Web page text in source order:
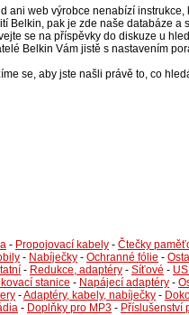
ani web výrobce nenabízí
Belkin, pak je zde naše databáze a
se na příspěvky do diskuze u
Belkin Vám jistě s nastavením
se, aby jste našli právě to, co
- Propojovací kabely - Čtečky
- Nabíječky - Ochranné fólie -
- Redukce, adaptéry - Síťové -
stanice - Napájecí adaptéry -
-Adaptéry, kabely, nabíječky -
- Doplňky pro MP3 - Příslušenství